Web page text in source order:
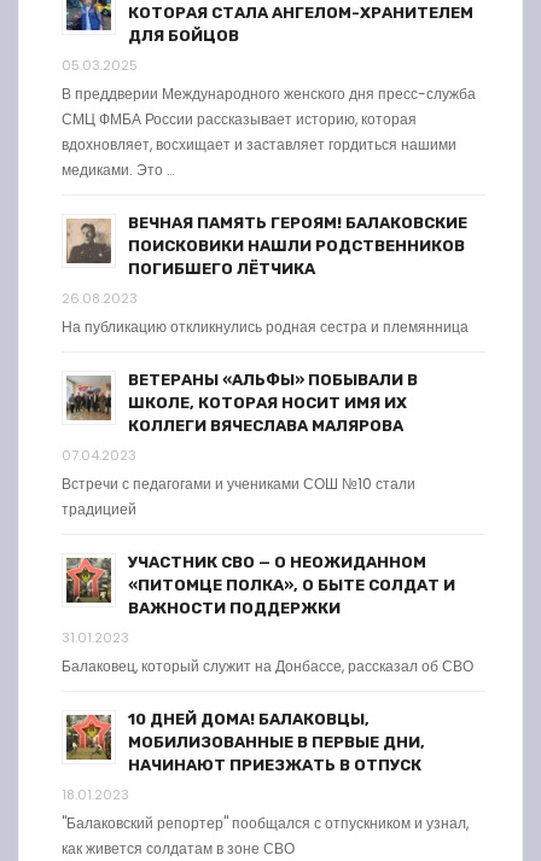
КОТОРАЯ СТАЛА АНГЕЛОМ-ХРАНИТЕЛЕМ
ДЛЯ БОЙЦОВ
05.03.2025
В преддверии Международного женского дня пресс-служба
СМЦ ФМБА России рассказывает историю, которая
вдохновляет, восхищает и заставляет гордиться нашими
медиками. Это …
ВЕЧНАЯ ПАМЯТЬ ГЕРОЯМ! БАЛАКОВСКИЕ
ПОИСКОВИКИ НАШЛИ РОДСТВЕННИКОВ
ПОГИБШЕГО ЛЁТЧИКА
26.08.2023
На публикацию откликнулись родная сестра и племянница
ВЕТЕРАНЫ «АЛЬФЫ» ПОБЫВАЛИ В
ШКОЛЕ, КОТОРАЯ НОСИТ ИМЯ ИХ
КОЛЛЕГИ ВЯЧЕСЛАВА МАЛЯРОВА
07.04.2023
Встречи с педагогами и учениками СОШ №10 стали
традицией
УЧАСТНИК СВО — О НЕОЖИДАННОМ
«ПИТОМЦЕ ПОЛКА», О БЫТЕ СОЛДАТ И
ВАЖНОСТИ ПОДДЕРЖКИ
31.01.2023
Балаковец, который служит на Донбассе, рассказал об СВО
10 ДНЕЙ ДОМА! БАЛАКОВЦЫ,
МОБИЛИЗОВАННЫЕ В ПЕРВЫЕ ДНИ,
НАЧИНАЮТ ПРИЕЗЖАТЬ В ОТПУСК
18.01.2023
"Балаковский репортер" пообщался с отпускником и узнал,
как живется солдатам в зоне СВО